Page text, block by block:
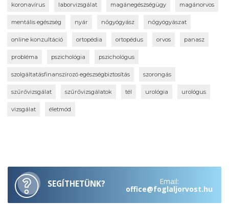
koronavírus laborvizsgálat magánegészségügy magánorvos
mentális egészség nyár nőgyógyász nőgyógyászat
online konzultáció ortopédia ortopédus orvos panasz
probléma pszichológia pszichológus
szolgáltatásfinanszírozó egészségbiztosítás szorongás
szűrővizsgálat szűrővizsgálatok tél urológia urológus
vizsgálat életmód
SEGÍTHETÜNK? Email:
office@foglaljorvost.hu